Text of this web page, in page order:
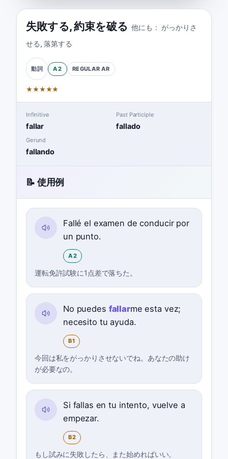
失敗する,約束を破る 他にも： がっかりさ
せる,落第する
動詞 A2 REGULAR AR
★★★★★
Infinitive
fallar
Past Participle
fallado
Gerund
fallando
📝 使用例
Fallé el examen de conducir por
un punto.
A2
運転免許試験に1点差で落ちた。
No puedes fallarme esta vez;
necesito tu ayuda.
B1
今回は私をがっかりさせないでね。あなたの助け
が必要なの。
Si fallas en tu intento, vuelve a
empezar.
B2
もし試みに失敗したら、また始めればいい。